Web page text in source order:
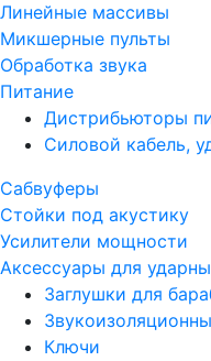
Линейные массивы
Микшерные пульты
Обработка звука
Питание
Дистрибьюторы
Силовой кабель,
Сабвуферы
Стойки под акустику
Усилители мощности
Аксессуары для
Заглушки для
Ключи